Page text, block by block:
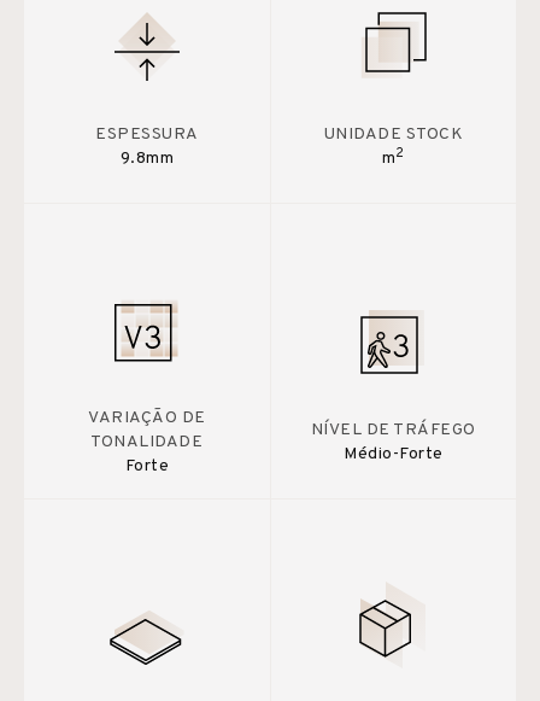
ESPESSURA
9.8mm
UNIDADE STOCK
m2
VARIAÇÃO DE
TONALIDADE
Forte
NÍVEL DE TRÁFEGO
Médio-Forte